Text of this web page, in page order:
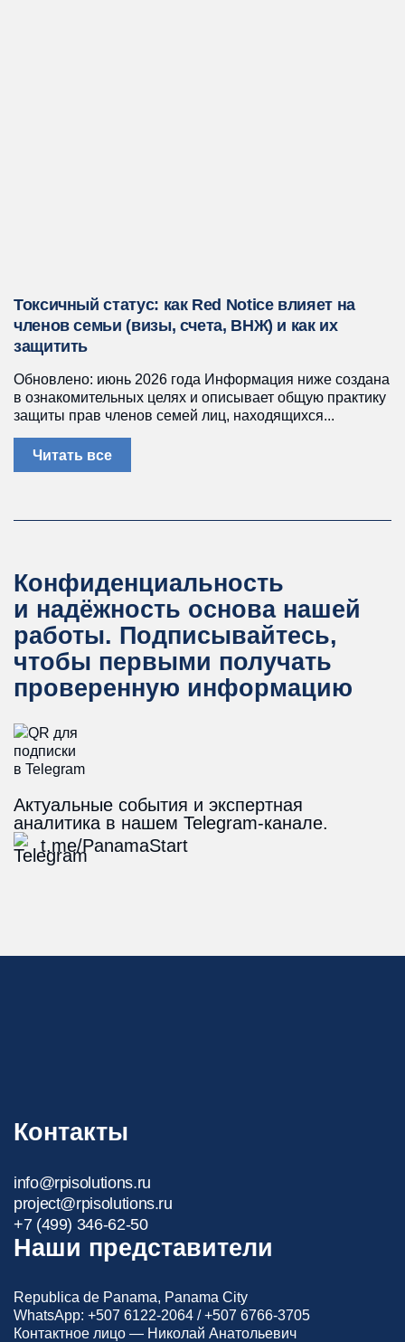
Токсичный статус: как Red Notice влияет на
членов семьи (визы, счета, ВНЖ) и как их
защитить
Обновлено: июнь 2026 года Информация ниже создана
в ознакомительных целях и описывает общую практику
защиты прав членов семей лиц, находящихся...
Читать все
Конфиденциальность
и надёжность основа нашей
работы. Подписывайтесь,
чтобы первыми получать
проверенную информацию
Актуальные события и экспертная
аналитика в нашем Telegram-канале.
t.me/PanamaStart
Контакты
info@rpisolutions.ru
project@rpisolutions.ru
+7 (499) 346-62-50
Наши представители
Republica de Panama, Panama City
WhatsApp: +507 6122-2064 /+507 6766-3705
Контактное лицо — Николай Анатольевич